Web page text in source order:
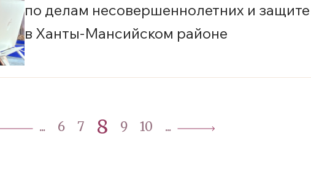
по делам несовершеннолетних и
в Ханты-Мансийском районе
... 6 7 8 9 10 ...